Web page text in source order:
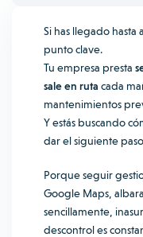
Si has llegado hasta
punto clave.
Tu empresa presta
sale en ruta cada
mantenimientos
Y estás buscando
dar el siguiente
Porque seguir
Google Maps,
sencillamente,
descontrol es